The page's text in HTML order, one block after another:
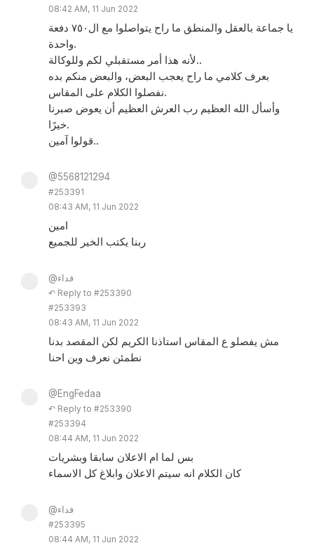
08:42 AM, 11 Jun 2022
يا جماعة بالعقل والمنطق ما راح يتواصلوا مع ال٧٥٠ دفعة
واحدة.
لأنه هذا أمر مستقبلي لكم وللوكالة..
بعرف كلامي ما راح يعجب البعض، والبعض منكم بده
نفصلوا الكلام على المقاس.
وأسأل الله العظيم رب العرش العظيم أن يعوض صبرنا
خيرًا.
قولوا آمين..
@5568121294
#253391
08:43 AM, 11 Jun 2022
امين
ربنا يكتب الخير للجميع
@فداء
↶ Reply to #253390
#253393
08:43 AM, 11 Jun 2022
مش يفصلو ع المقاس استاذنا الكريم لكن المقصد بدنا
نطمئن نعرف وين احنا
@EngFedaa
↶ Reply to #253390
#253394
08:44 AM, 11 Jun 2022
بس لما ام الاعلان سابقا وبشريات
كان الكلام انه سيتم الاعلان وابلاغ كل الاسماء
@فداء
#253395
08:44 AM, 11 Jun 2022